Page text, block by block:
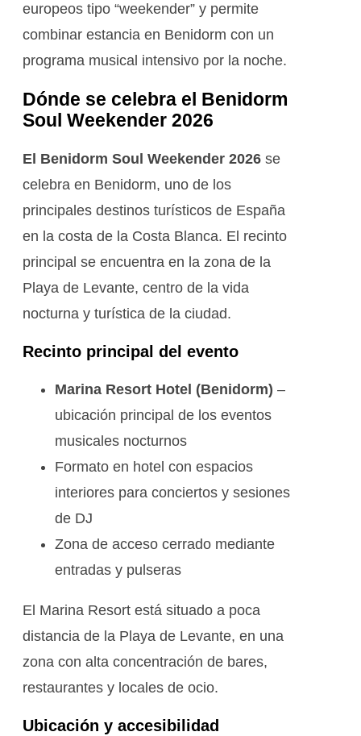
europeos tipo “weekender” y permite
combinar estancia en Benidorm con un
programa musical intensivo por la noche.
Dónde se celebra el Benidorm
Soul Weekender 2026
El Benidorm Soul Weekender 2026 se
celebra en Benidorm, uno de los
principales destinos turísticos de España
en la costa de la Costa Blanca. El recinto
principal se encuentra en la zona de la
Playa de Levante, centro de la vida
nocturna y turística de la ciudad.
Recinto principal del evento
Marina Resort Hotel (Benidorm) –
ubicación principal de los eventos
musicales nocturnos
Formato en hotel con espacios
interiores para conciertos y sesiones
de DJ
Zona de acceso cerrado mediante
entradas y pulseras
El Marina Resort está situado a poca
distancia de la Playa de Levante, en una
zona con alta concentración de bares,
restaurantes y locales de ocio.
Ubicación y accesibilidad